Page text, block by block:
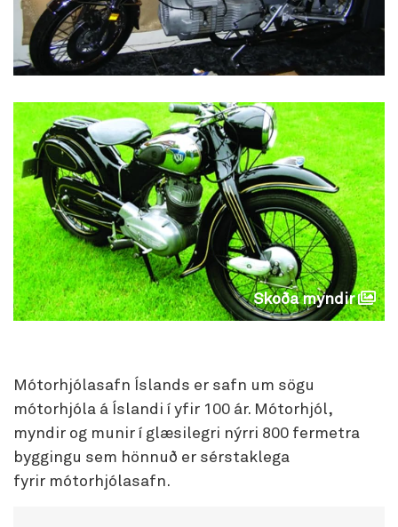
Skoða myndir
Mótorhjólasafn Íslands er safn um sögu
mótorhjóla á Íslandi í yfir 100 ár. Mótorhjól,
myndir og munir í glæsilegri nýrri 800 fermetra
byggingu sem hönnuð er sérstaklega
fyrir mótorhjólasafn.